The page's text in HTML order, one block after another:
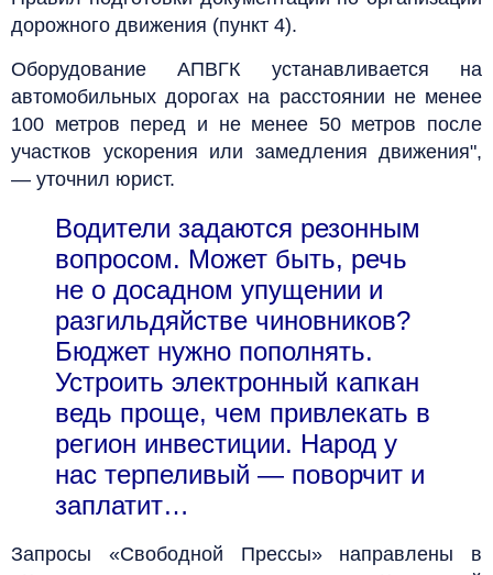
дорожного движения (пункт 4).
Оборудование АПВГК устанавливается на
автомобильных дорогах на расстоянии не менее
100 метров перед и не менее 50 метров после
участков ускорения или замедления движения",
— уточнил юрист.
Водители задаются резонным
вопросом. Может быть, речь
не о досадном упущении и
разгильдяйстве чиновников?
Бюджет нужно пополнять.
Устроить электронный капкан
ведь проще, чем привлекать в
регион инвестиции. Народ у
нас терпеливый — поворчит и
заплатит…
Запросы «Свободной Прессы» направлены в